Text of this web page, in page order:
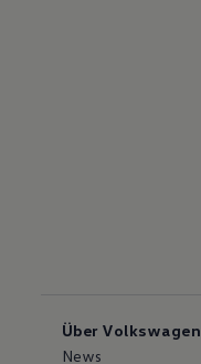
Über Volkswagen
News